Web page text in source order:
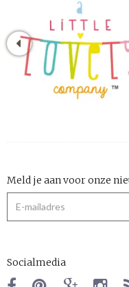
Meld je aan voor onze
Socialmedia